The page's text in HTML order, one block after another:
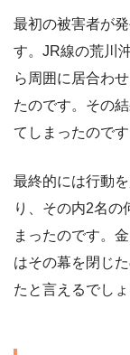
最初の被害者が
す。JR線の荒川
ら周囲に居合わ
たのです。その
てしまったのです
最終的には行動
り、その内2名の
まったのです。
はその幕を閉じ
たと言えるでしょ